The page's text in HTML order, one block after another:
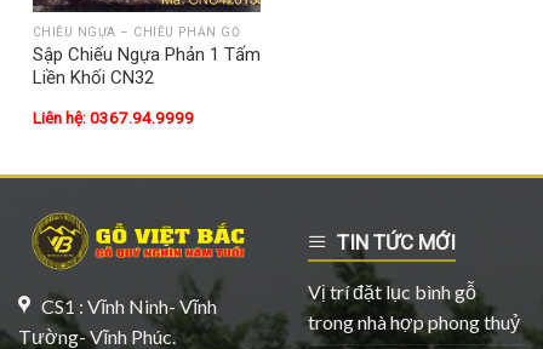
CHIẾU NGỰA – CHIẾU PHẢN GỖ
Sập Chiếu Ngựa Phản 1 Tấm
Liền Khối CN32
Liên hệ: 0367.94.9999
CS1 : Vĩnh Ninh- Vĩnh
Tường- Vĩnh Phúc.
TIN TỨC MỚI
Vị trí đặt lục bình gỗ
trong nhà hợp phong thuỷ